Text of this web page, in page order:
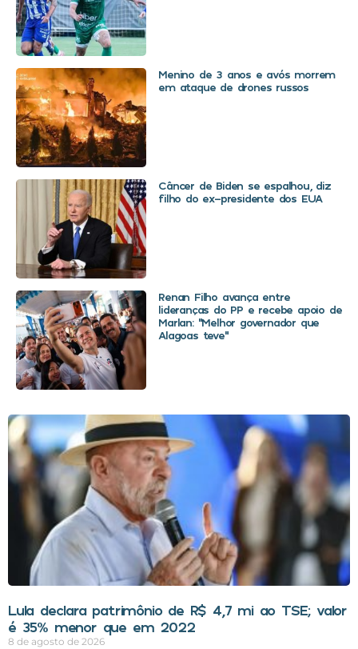
Menino de 3 anos e avós morrem
em ataque de drones russos
Câncer de Biden se espalhou, diz
filho do ex-presidente dos EUA
Renan Filho avança entre
lideranças do PP e recebe apoio de
Marlan: “Melhor governador que
Alagoas teve”
Lula declara patrimônio de R$ 4,7 mi ao TSE; valor
é 35% menor que em 2022
8 de agosto de 2026